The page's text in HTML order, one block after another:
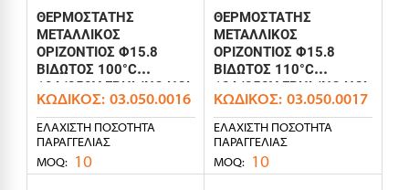
ΘΕΡΜΟΣΤΑΤΗΣ
ΜΕΤΑΛΛΙΚΟΣ
ΟΡΙΖΟΝΤΙΟΣ Φ15.8
ΒΙΔΩΤΟΣ 100°C
10A/250V FBHL/NC HOL
ΚΩΔΙΚΌΣ: 03.050.0016
ΕΛΆΧΙΣΤΗ ΠΟΣΌΤΗΤΑ
ΠΑΡΑΓΓΕΛΊΑΣ
MOQ: 10
ΘΕΡΜΟΣΤΑΤΗΣ
ΜΕΤΑΛΛΙΚΟΣ
ΟΡΙΖΟΝΤΙΟΣ Φ15.8
ΒΙΔΩΤΟΣ 110°C
10A/250V FBHL/NC HOL
ΚΩΔΙΚΌΣ: 03.050.0017
ΕΛΆΧΙΣΤΗ ΠΟΣΌΤΗΤΑ
ΠΑΡΑΓΓΕΛΊΑΣ
MOQ: 10